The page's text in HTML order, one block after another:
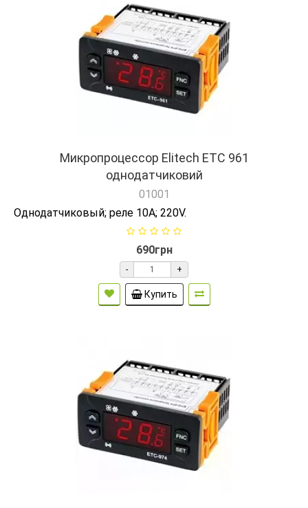
Микропроцессор Elitech ETC 961
однодатчиковий
01001
Однодатчиковый; реле 10А; 220V.
690грн
- +
Купить